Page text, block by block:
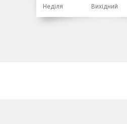
Неділя
Вихідний